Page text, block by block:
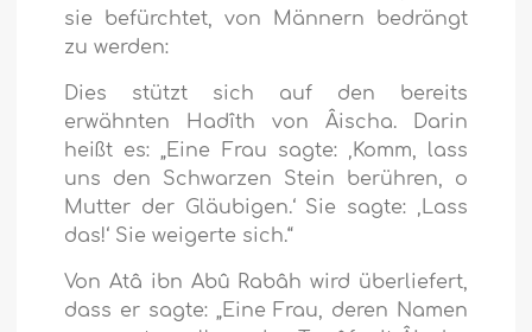
sie befürchtet, von Männern bedrängt
zu werden:
Dies stützt sich auf den bereits
erwähnten Hadîth von Âischa. Darin
heißt es: „Eine Frau sagte: ‚Komm, lass
uns den Schwarzen Stein berühren, o
Mutter der Gläubigen.‘ Sie sagte: ‚Lass
das!‘ Sie weigerte sich.“
Von Atâ ibn Abû Rabâh wird überliefert,
dass er sagte: „Eine Frau, deren Namen